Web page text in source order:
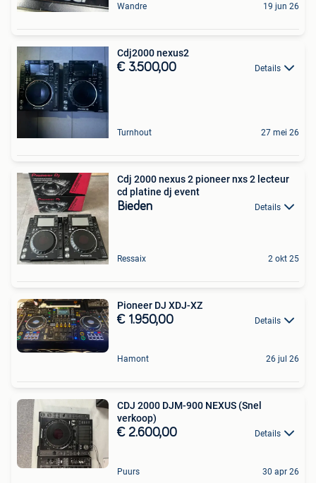
Wandre 19 jun 26
Cdj2000 nexus2
€ 3.500,00 Details
Turnhout 27 mei 26
Cdj 2000 nexus 2 pioneer nxs 2 lecteur
cd platine dj event
Bieden Details
Ressaix 2 okt 25
Pioneer DJ XDJ-XZ
€ 1.950,00 Details
Hamont 26 jul 26
CDJ 2000 DJM-900 NEXUS (Snel
verkoop)
€ 2.600,00 Details
Puurs 30 apr 26